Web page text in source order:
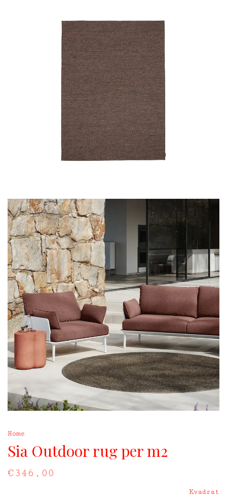
Home
Sia Outdoor rug per m2
€346,00
Kvadrat